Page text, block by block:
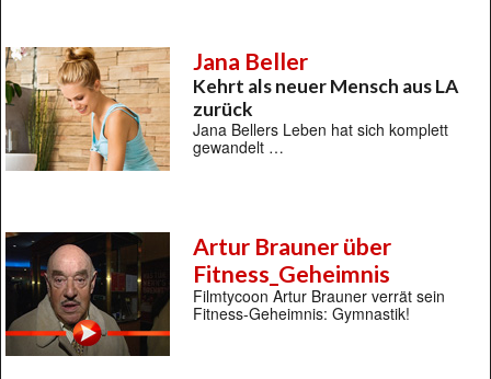
Jana Beller
Kehrt als neuer Mensch aus LA
zurück
Jana Bellers Leben hat sich komplett
gewandelt …
Artur Brauner über
Fitness_Geheimnis
Filmtycoon Artur Brauner verrät sein
Fitness-Geheimnis: Gymnastik!